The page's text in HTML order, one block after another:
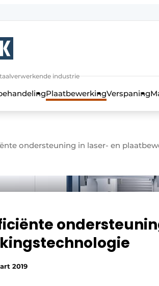
statement
industrie
PlaatbewerkingVerspaning
ondersteuning in laser- en
2019